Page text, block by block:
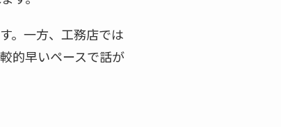
。一方、工務店では
的早いペースで話が